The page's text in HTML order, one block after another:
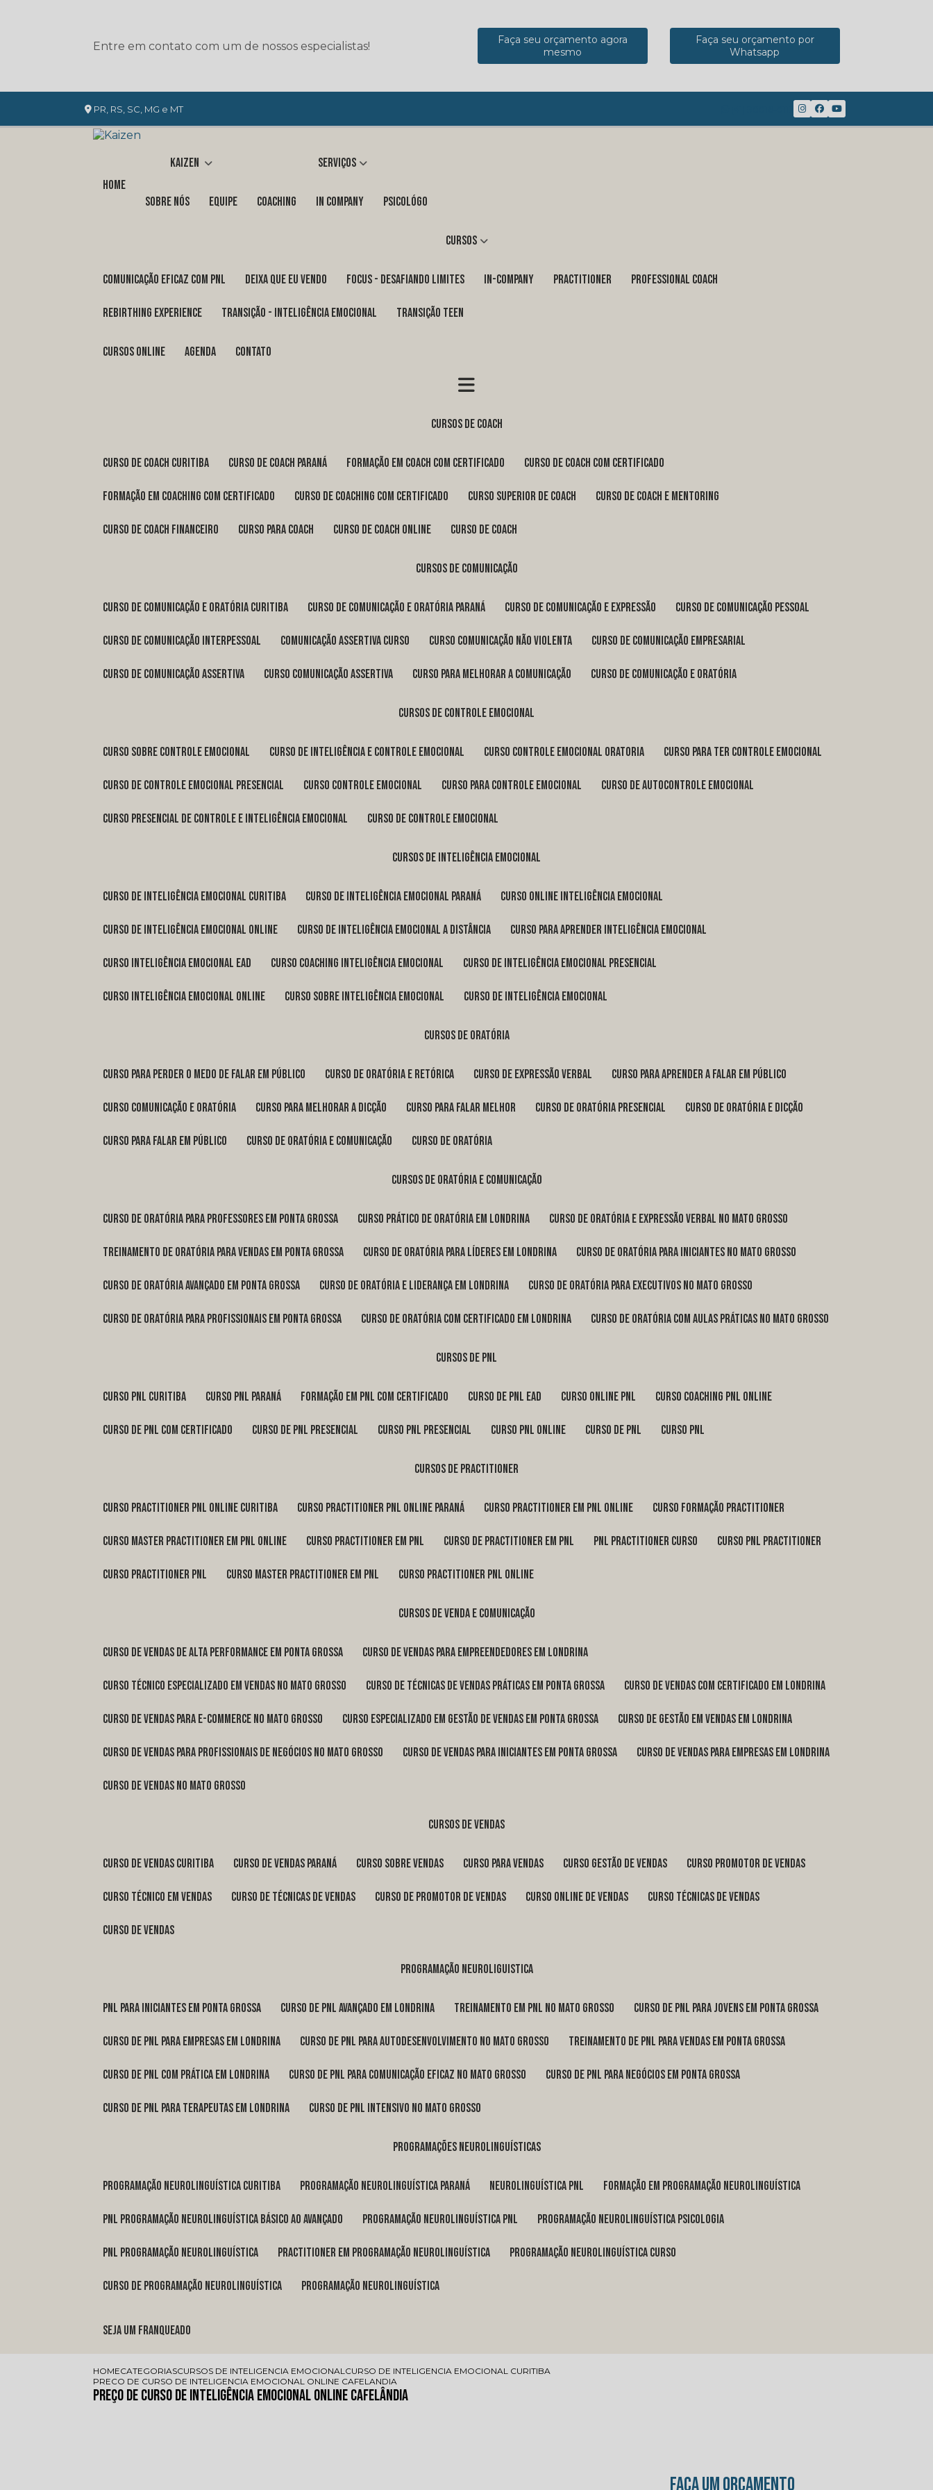
Entre em contato com um de nossos especialistas!
Faça seu orçamento agora
mesmo
Faça seu orçamento por
Whatsapp
PR, RS, SC, MG e MT
Home
Kaizen
Sobre nós Equipe
Serviços
Coaching in company Psicológo
Cursos
COMUNICAÇÃO EFICAZ COM PNL DEIXA QUE EU VENDO FOCUS - DESAFIANDO LIMITES In-Company PRACTITIONER PROFESSIONAL COACH
REBIRTHING EXPERIENCE TRANSIÇÃO - INTELIGÊNCIA EMOCIONAL TRANSIÇÃO TEEN
Cursos Online Agenda Contato
cursos de coach
curso de coach Curitiba curso de coach Paraná formação em coach com certificado curso de coach com certificado
formação em coaching com certificado curso de coaching com certificado curso superior de coach curso de coach e mentoring
curso de coach financeiro curso para coach curso de coach online curso de coach
cursos de comunicação
curso de comunicação e oratória Curitiba curso de comunicação e oratória Paraná curso de comunicação e expressão curso de comunicação pessoal
curso de comunicação interpessoal comunicação assertiva curso curso comunicação não violenta curso de comunicação empresarial
curso de comunicação assertiva curso comunicação assertiva curso para melhorar a comunicação curso de comunicação e oratória
cursos de controle emocional
curso sobre controle emocional curso de inteligência e controle emocional curso controle emocional oratoria curso para ter controle emocional
curso de controle emocional presencial curso controle emocional curso para controle emocional curso de autocontrole emocional
curso presencial de controle e inteligência emocional curso de controle emocional
cursos de inteligência emocional
curso de inteligência emocional Curitiba curso de inteligência emocional Paraná curso online inteligência emocional
curso de inteligência emocional online curso de inteligência emocional a distância curso para aprender inteligência emocional
curso inteligência emocional ead curso coaching inteligência emocional curso de inteligência emocional presencial
curso inteligência emocional online curso sobre inteligência emocional curso de inteligência emocional
cursos de oratória
curso para perder o medo de falar em público curso de oratória e retórica curso de expressão verbal curso para aprender a falar em público
curso comunicação e oratória curso para melhorar a dicção curso para falar melhor curso de oratória presencial curso de oratória e dicção
curso para falar em público curso de oratória e comunicação curso de oratória
cursos de oratória e comunicação
curso de oratória para professores em Ponta Grossa curso prático de oratória em Londrina curso de oratória e expressão verbal no Mato Grosso
treinamento de oratória para vendas em Ponta Grossa curso de oratória para líderes em Londrina curso de oratória para iniciantes no Mato Grosso
curso de oratória avançado em Ponta Grossa curso de oratória e liderança em Londrina curso de oratória para executivos no Mato Grosso
curso de oratória para profissionais em Ponta Grossa curso de oratória com certificado em Londrina curso de oratória com aulas práticas no Mato Grosso
cursos de pnl
curso pnl Curitiba curso pnl Paraná formação em pnl com certificado curso de pnl ead curso online pnl curso coaching pnl online
curso de pnl com certificado curso de pnl presencial curso pnl presencial curso pnl online curso de pnl curso pnl
cursos de practitioner
curso practitioner pnl online Curitiba curso practitioner pnl online Paraná curso practitioner em pnl online curso formação practitioner
curso master practitioner em pnl online curso practitioner em pnl curso de practitioner em pnl pnl practitioner curso curso pnl practitioner
curso practitioner pnl curso master practitioner em pnl curso practitioner pnl online
cursos de venda e comunicação
curso de vendas de alta performance em Ponta Grossa curso de vendas para empreendedores em Londrina
curso técnico especializado em vendas no Mato Grosso curso de técnicas de vendas práticas em Ponta Grossa curso de vendas com certificado em Londrina
curso de vendas para e-commerce no Mato Grosso curso especializado em gestão de vendas em Ponta Grossa curso de gestão em vendas em Londrina
curso de vendas para profissionais de negócios no Mato Grosso curso de vendas para iniciantes em Ponta Grossa curso de vendas para empresas em Londrina
curso de vendas no Mato Grosso
cursos de vendas
curso de vendas Curitiba curso de vendas Paraná curso sobre vendas curso para vendas curso gestão de vendas curso promotor de vendas
curso técnico em vendas curso de técnicas de vendas curso de promotor de vendas curso online de vendas curso técnicas de vendas
curso de vendas
programação neuroliguistica
pnl para iniciantes em Ponta Grossa curso de pnl avançado em Londrina treinamento em pnl no Mato Grosso curso de pnl para jovens em Ponta Grossa
curso de pnl para empresas em Londrina curso de pnl para autodesenvolvimento no Mato Grosso treinamento de pnl para vendas em Ponta Grossa
curso de pnl com prática em Londrina curso de pnl para comunicação eficaz no Mato Grosso curso de pnl para negócios em Ponta Grossa
curso de pnl para terapeutas em Londrina curso de pnl intensivo no Mato Grosso
programações neurolinguísticas
programação neurolinguística Curitiba programação neurolinguística Paraná neurolinguística pnl formação em programação neurolinguística
pnl programação neurolinguística básico ao avançado programação neurolinguística pnl programação neurolinguística psicologia
pnl programação neurolinguística practitioner em programação neurolinguística programação neurolinguística curso
curso de programação neurolinguística programação neurolinguística
Seja um franqueado
HOMECATEGORIASCURSOS DE INTELIGENCIA EMOCIONALCURSO DE INTELIGENCIA EMOCIONAL CURITIBA
PRECO DE CURSO DE INTELIGENCIA EMOCIONAL ONLINE CAFELANDIA
Preço de Curso de Inteligência Emocional Online Cafelândia
FAÇA UM ORÇAMENTO